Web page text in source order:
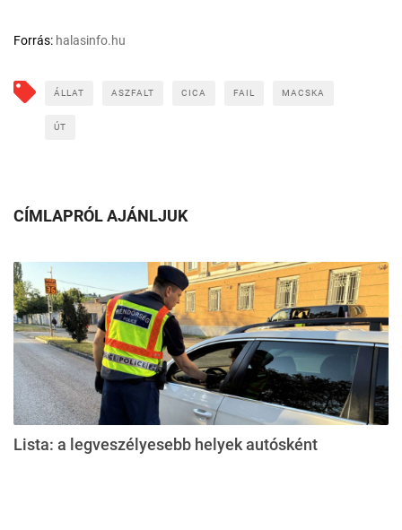
Forrás: halasinfo.hu
ÁLLAT ASZFALT CICA FAIL MACSKA
ÚT
CÍMLAPRÓL AJÁNLJUK
Lista: a legveszélyesebb helyek autósként